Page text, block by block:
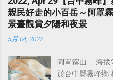
親民好走的小百岳～阿罩
景臺觀賞夕陽和夜景
5月 04, 2022
阿罩霧山 ，海
於台中縣霧峰鄉